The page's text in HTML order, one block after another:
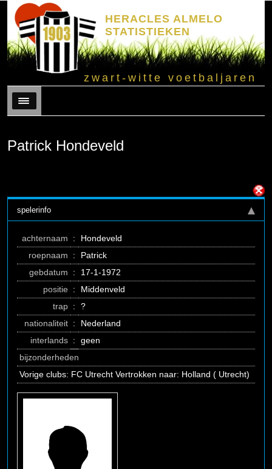
HERACLES ALMELO
STATISTIEKEN
zwart-witte voetbaljaren
Menu
Patrick Hondeveld
spelerinfo
achternaam :
Hondeveld
roepnaam
:
Patrick
gebdatum
:
17-1-1972
positie :
Middenveld
trap :
?
nationaliteit :
Nederland
interlands :
geen
bijzonderheden
Vorige clubs: FC Utrecht Vertrokken naar: Holland ( Utrecht)